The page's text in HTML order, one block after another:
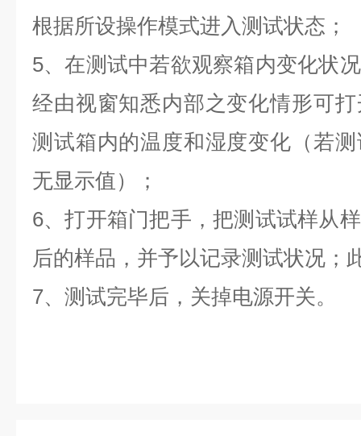
根据所设操作模式进入测试状态；
5、在测试中若欲观察箱内变化状
经由视窗知悉内部之变化情形可
测试箱内的温度和湿度变化（若
无显示值）；
6、打开箱门把手，把测试试样从
后的样品，并予以记录测试状况；
7、测试完毕后，关掉电源开关。